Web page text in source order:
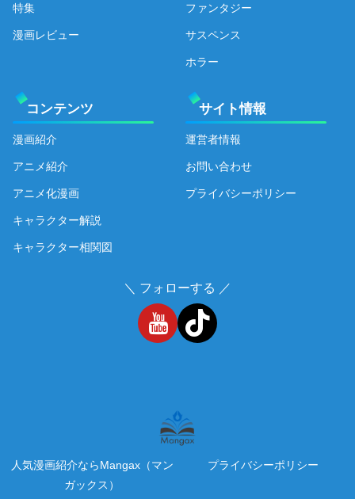
特集
漫画レビュー
ファンタジー
サスペンス
ホラー
コンテンツ
漫画紹介
アニメ紹介
アニメ化漫画
キャラクター解説
キャラクター相関図
サイト情報
運営者情報
お問い合わせ
プライバシーポリシー
＼ フォローする ／
人気漫画紹介ならMangax（マン
ガックス）
プライバシーポリシー